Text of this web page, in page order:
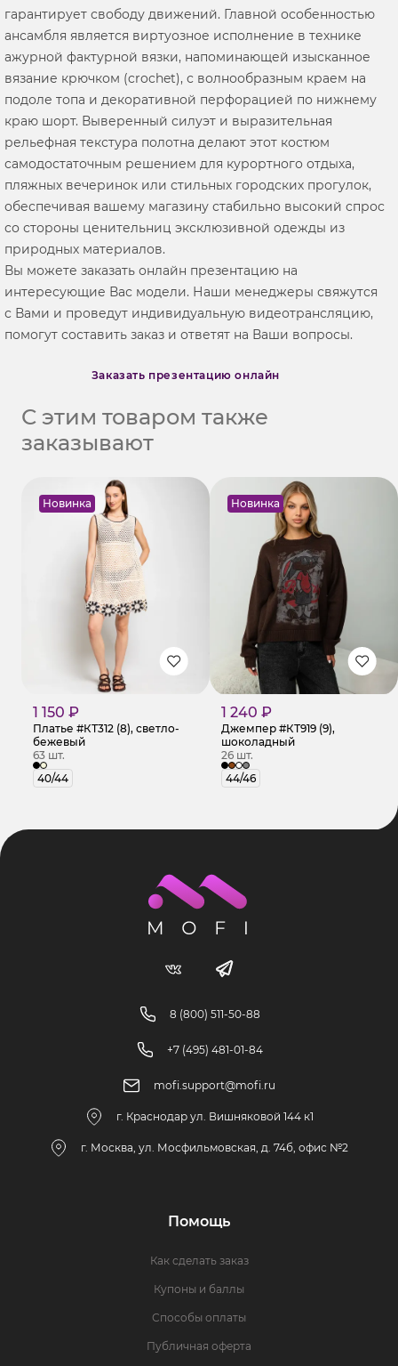
гарантирует свободу движений. Главной особенностью
ансамбля является виртуозное исполнение в технике
ажурной фактурной вязки, напоминающей изысканное
вязание крючком (crochet), с волнообразным краем на
подоле топа и декоративной перфорацией по нижнему
краю шорт. Выверенный силуэт и выразительная
рельефная текстура полотна делают этот костюм
самодостаточным решением для курортного отдыха,
пляжных вечеринок или стильных городских прогулок,
обеспечивая вашему магазину стабильно высокий спрос
со стороны ценительниц эксклюзивной одежды из
природных материалов.
Вы можете заказать онлайн презентацию на
интересующие Вас модели. Наши менеджеры свяжутся
с Вами и проведут индивидуальную видеотрансляцию,
помогут составить заказ и ответят на Ваши вопросы.
Заказать презентацию онлайн
С этим товаром также
заказывают
Новинка
1 150 ₽
Платье #КТ312 (8), светло-
бежевый
63 шт.
40/44
Новинка
1 240 ₽
Джемпер #КТ919 (9),
шоколадный
26 шт.
44/46
8 (800) 511-50-88
+7 (495) 481-01-84
mofi.support@mofi.ru
г. Краснодар ул. Вишняковой 144 к1
г. Москва, ул. Мосфильмовская, д. 74б, офис №2
Помощь
Как сделать заказ
Купоны и баллы
Способы оплаты
Публичная оферта